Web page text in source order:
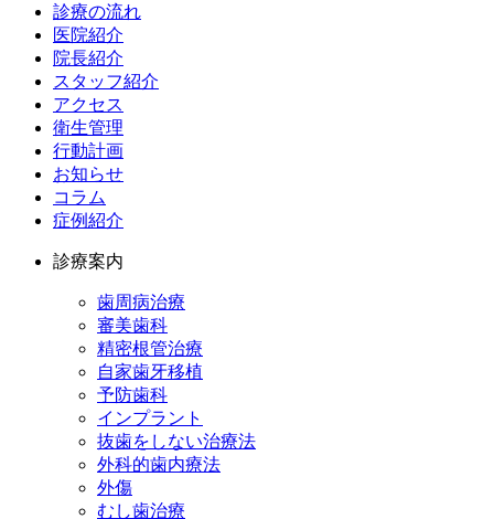
診療の流れ
医院紹介
院長紹介
スタッフ紹介
アクセス
衛生管理
行動計画
お知らせ
コラム
症例紹介
診療案内
歯周病治療
審美歯科
精密根管治療
自家歯牙移植
予防歯科
インプラント
抜歯をしない治療法
外科的歯内療法
外傷
むし歯治療